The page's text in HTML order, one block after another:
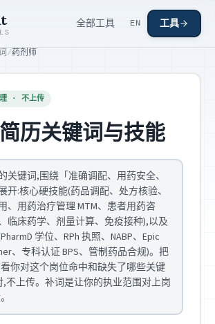
全部工具 EN 工具
/药剂师
理 · 不上传
历关键词与技能
关键词,围绕「准确调配、用药安全、
开:核心硬技能(药品调配、处方核验、
、用药治疗管理 MTM、患者用药咨
临床药学、剂量计算、免疫接种),以及
学位、RPh 执照、NABP、Epic
、专科认证 BPS、管制药品合规)。把
你对这个岗位命中和缺失了哪些关键
上传。补词是让你的执业范围对上岗